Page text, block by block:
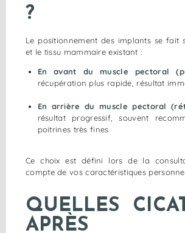
?
Le positionnement des implants se fait
et le tissu mammaire existant :
En avant du muscle pectoral
récupération plus rapide, résultat
En arrière du muscle pectoral
résultat progressif, souvent
poitrines très fines
Ce choix est défini lors de la
compte de vos caractéristiques
QUELLES
APRÈS